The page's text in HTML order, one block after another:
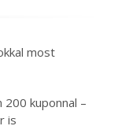
most
kuponnal –
is